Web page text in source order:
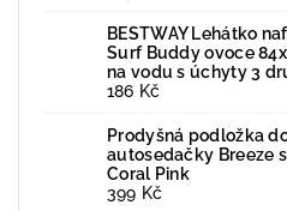
BESTWAY Lehátko
Surf Buddy ovoce
na vodu s úchyty 3
186 Kč
Prodyšná podložka
autosedačky Breeze
Coral Pink
399 Kč